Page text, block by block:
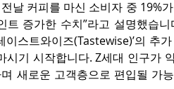
날 커피를 마신 소비자 중 19%
트 증가한 수치”라고 설명했습
스트와이즈(Tastewise)’의 추
기 시작합니다. Z세대 인구가
새로운 고객층으로 편입될 가